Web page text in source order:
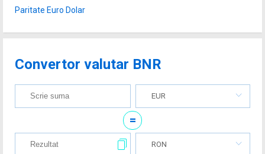
Paritate Euro Dolar
Convertor valutar BNR
EUR
=
RON